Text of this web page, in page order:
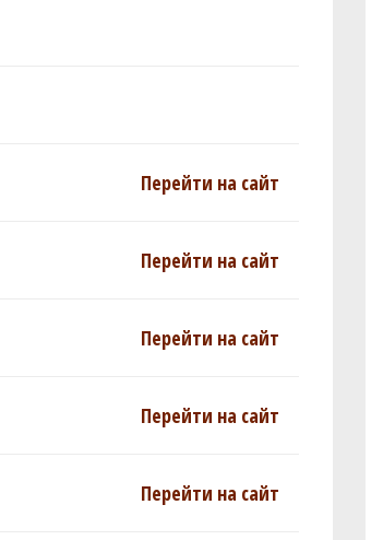
Перейти на сайт
Перейти на сайт
Перейти на сайт
Перейти на сайт
Перейти на сайт